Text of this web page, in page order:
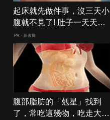
起床就先做件事，沒三天小
腹就不見了! 肚子一天天變
小！
PR・新素簡
腹部脂肪的「剋星」找到
了，常吃這幾物，吃走大肚